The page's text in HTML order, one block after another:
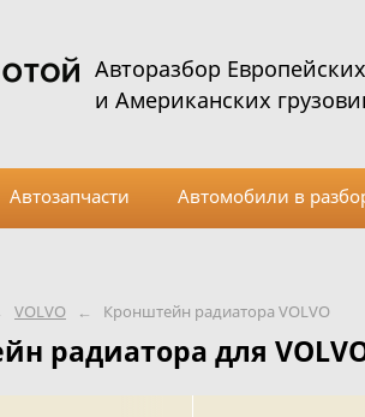
VOLVO ← Кронштейн радиатора VOLVO
радиатора для
Авторазбор Европейских
и Американских
Автозапчасти Автомобили в